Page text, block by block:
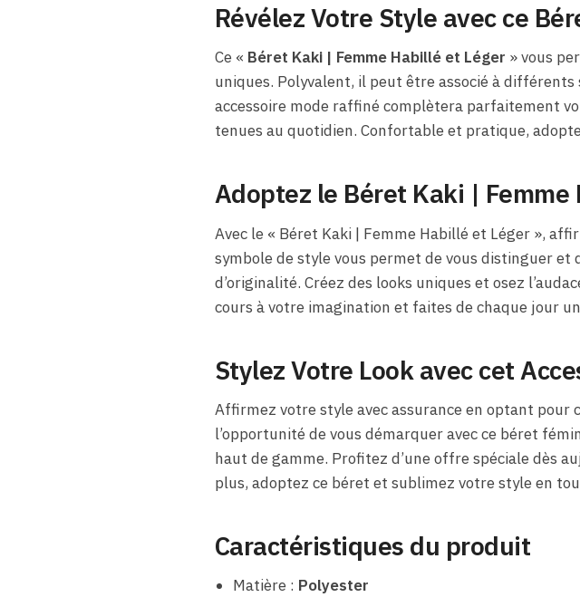
Révélez Votre Style avec ce
Ce « Béret Kaki​ | Femme Habillé et Léger » vous
uniques. Polyvalent, il peut être associé à
accessoire mode raffiné complètera parfaitement
tenues au quotidien. Confortable et pratique,
Adoptez le Béret Kaki​ |
Avec le « Béret Kaki​ | Femme Habillé et Léger »,
symbole de style vous permet de vous distinguer
d’originalité. Créez des looks uniques et osez
cours à votre imagination et faites de chaque jour
Stylez Votre Look avec cet
Affirmez votre style avec assurance en optant pour
l’opportunité de vous démarquer avec ce béret
haut de gamme. Profitez d’une offre spéciale dès
plus, adoptez ce béret et sublimez votre style en
Caractéristiques du produit
Matière : Polyester